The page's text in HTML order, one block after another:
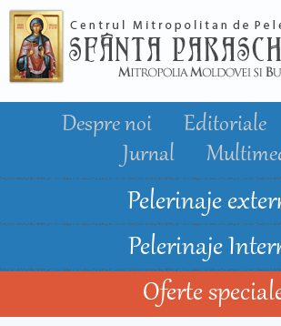
conţinutul
principal
Despre noi Editoriale
Jurnal
Pelerinaje
Pelerinaje
Oferte